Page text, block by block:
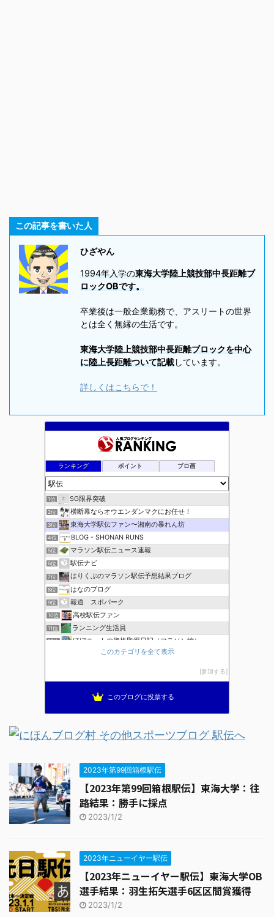
この記事を書いた人
ひざやん
1994年入学の東海大学陸上競技部中長距離ブ
ロックOBです。
卒業後は一般企業勤務で、アスリートの世界
とは全く無縁の生活です。
東海大学陸上競技部中長距離ブロックを中心
に陸上長距離ついて記載しています。
詳しくはこちらで！
ランキング ポイント ブロ画
1位 SG限界突破
2位 横断幕ならオウエンダンマクにお任せ！
3位 東海大学駅伝ファン〜湘南の暴れん坊
4位 BLOG - SHONAN RUNS
5位 マラソン駅伝ニュース速報
6位 駅伝ナビ
7位 はりくぶのマラソン駅伝予想結果ブログ
8位 はなのブログ
9位 報道 スポパーク
10位 高校駅伝ファン
11位 ランニング生活員
12位 ほぼニートの資格取得日記（マラソン編）
ブレインランナーズのマラソン日記
このカテゴリを全て表示
参加する
このブログに投票する
2023年第99回箱根駅伝
【2023年第99回箱根駅伝】東海大学：往
路結果：勝手に採点
2023/1/2
2023年ニューイヤー駅伝
【2023年ニューイヤー駅伝】東海大学OB
選手結果：羽生拓矢選手6区区間賞獲得
2023/1/2